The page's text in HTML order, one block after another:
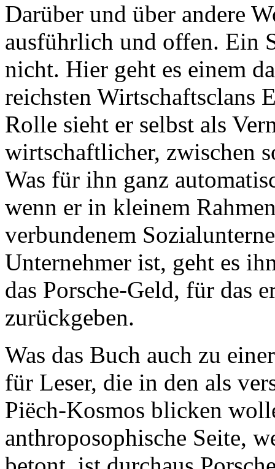
Darüber und über andere
ausführlich und offen. Ein
nicht. Hier geht es einem
reichsten Wirtschaftsclans
Rolle sieht er selbst als
wirtschaftlicher, zwischen
Was für ihn ganz
wenn er in kleinem
verbundenem
Unternehmer ist, geht es
das Porsche-Geld, für das
zurückgeben.
Was das Buch auch zu
für Leser, die in den als
Piëch-Kosmos blicken
anthroposophische Seite,